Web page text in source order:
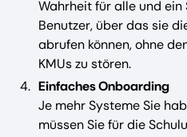
Wahrheit für alle und
Benutzer, über das sie
abrufen können, ohne
KMUs zu stören.
Einfaches Onboarding
Je mehr Systeme Sie
müssen Sie für die